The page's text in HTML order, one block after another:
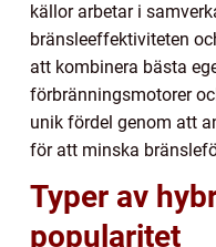
källor arbetar i
bränsleeffektiviteten
att kombinera bästa
förbränningsmotorer
unik fördel genom att
för att minska
Typer av
popularitet